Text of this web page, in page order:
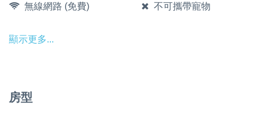
無線網路 (免費) 不可攜帶寵物
顯示更多...
房型